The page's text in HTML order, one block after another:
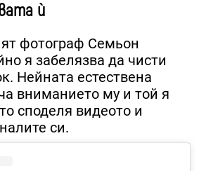
ѝ
фотограф Семьон
я забелязва да чисти
Нейната естествена
вниманието му и той я
споделя видеото и
си.